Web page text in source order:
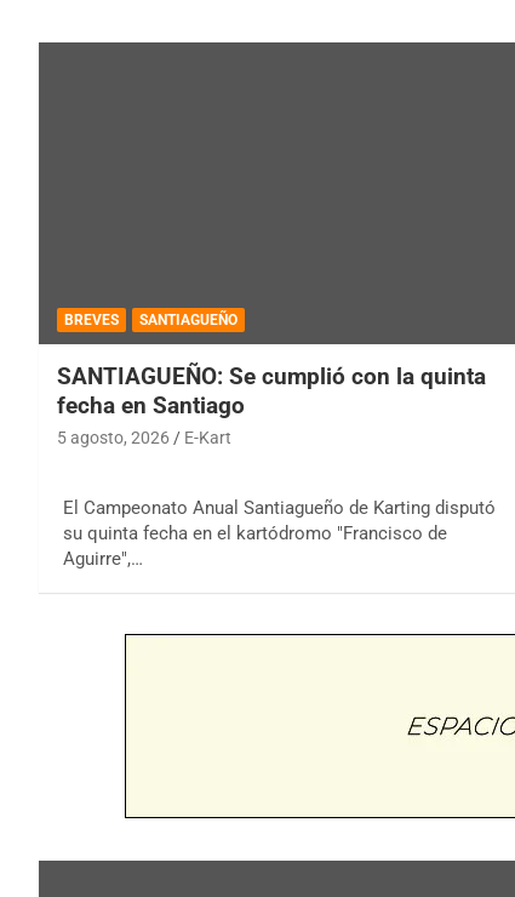
BREVES SANTIAGUEÑO
SANTIAGUEÑO: Se cumplió con la quinta
fecha en Santiago
5 agosto, 2026 E-Kart
El Campeonato Anual Santiagueño de Karting disputó
su quinta fecha en el kartódromo "Francisco de
Aguirre",…